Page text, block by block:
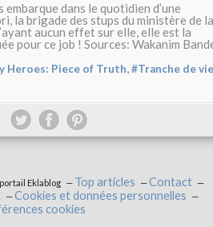
embarque dans le quotidien d’une
la brigade des stups du ministère de la
aucun effet sur elle, elle est la
pour ce job ! Sources: Wakanim
Heroes: Piece of Truth,#Tranche de vie
Eklablog Top articles
Contact
Cookies et données personnelles
cookies